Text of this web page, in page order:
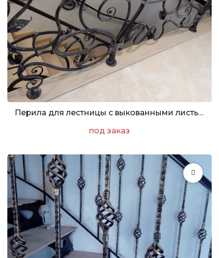
Перила для лестницы с выкованными листьями
под заказ